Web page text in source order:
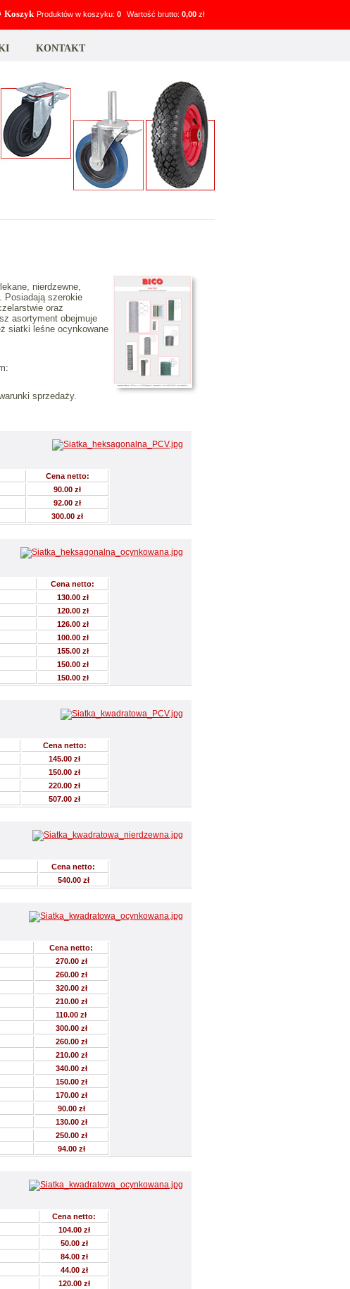
Koszyk Produktów w koszyku: 0 Wartość brutto: 0,00 zł
KONTAKT
nierdzewne,
Posiadają szerokie
oraz
asortyment obejmuje
siatki leśne ocynkowane
sprzedaży.
Cena netto:
90.00 zł
92.00 zł
300.00 zł
Cena netto:
130.00 zł
120.00 zł
126.00 zł
100.00 zł
155.00 zł
150.00 zł
150.00 zł
Cena netto:
145.00 zł
150.00 zł
220.00 zł
507.00 zł
Cena netto:
540.00 zł
Cena netto:
270.00 zł
260.00 zł
320.00 zł
210.00 zł
110.00 zł
300.00 zł
260.00 zł
210.00 zł
340.00 zł
150.00 zł
170.00 zł
90.00 zł
130.00 zł
250.00 zł
94.00 zł
Cena netto:
104.00 zł
50.00 zł
84.00 zł
44.00 zł
120.00 zł